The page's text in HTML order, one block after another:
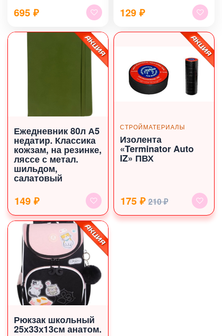
695 ₽ 129 ₽
Ежедневник 80л А5
недатир. Классика
кожзам, на резинке,
ляссе с метал.
шильдом,
салатовый
149 ₽
СТРОЙМАТЕРИАЛЫ
Изолента
«Terminator Auto
IZ» ПВХ
175 ₽ 210 ₽
Рюкзак школьный
25х33х13см анатом.